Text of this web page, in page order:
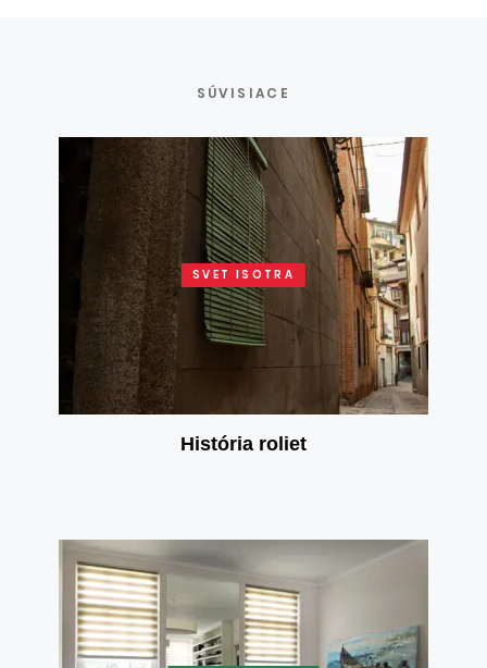
SÚVISIACE
SVET ISOTRA
História roliet